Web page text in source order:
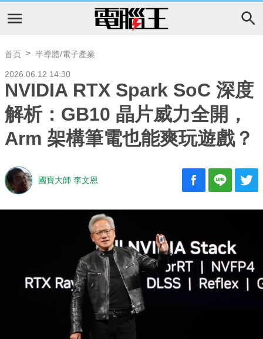
首頁 半導體/電子產業
2026.06.12 14:30
NVIDIA RTX Spark SoC 深度
解析：GB10 晶片威力全開，
Arm 架構筆電也能爽玩遊戲？
國寶大師 李文恩